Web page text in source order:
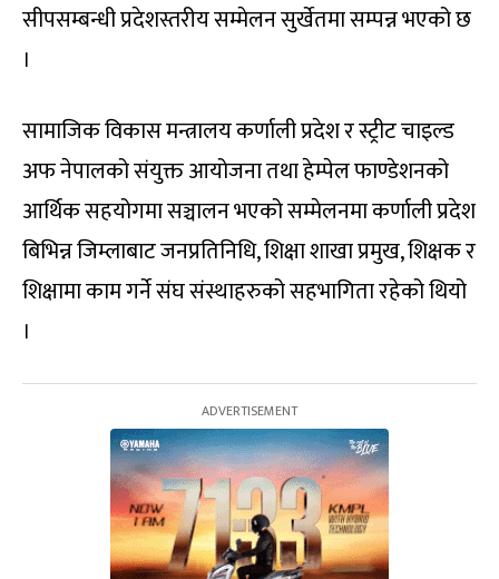
सीपसम्बन्धी प्रदेशस्तरीय सम्मेलन सुर्खेतमा सम्पन्न भएको छ
।
सामाजिक विकास मन्त्रालय कर्णाली प्रदेश र स्ट्रीट चाइल्ड
अफ नेपालको संयुक्त आयोजना तथा हेम्पेल फाण्डेशनको
आर्थिक सहयोगमा सञ्चालन भएको सम्मेलनमा कर्णाली प्रदेश
बिभिन्न जिम्लाबाट जनप्रतिनिधि, शिक्षा शाखा प्रमुख, शिक्षक र
शिक्षामा काम गर्ने संघ संस्थाहरुको सहभागिता रहेको थियो
।